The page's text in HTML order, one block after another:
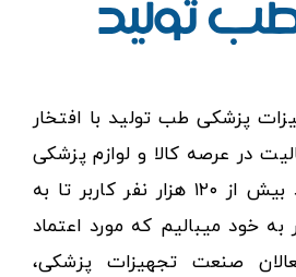
پزشکی طب تولید با افتخار
سال فعالیت در عرصه کالا و لوازم پزشکی
توانسته مورد اعتماد بیش از ۱۲۰ هزار نفر کاربر تا به
به خود میبالیم که مورد اعتماد
صنعت تجهیزات پزشکی،